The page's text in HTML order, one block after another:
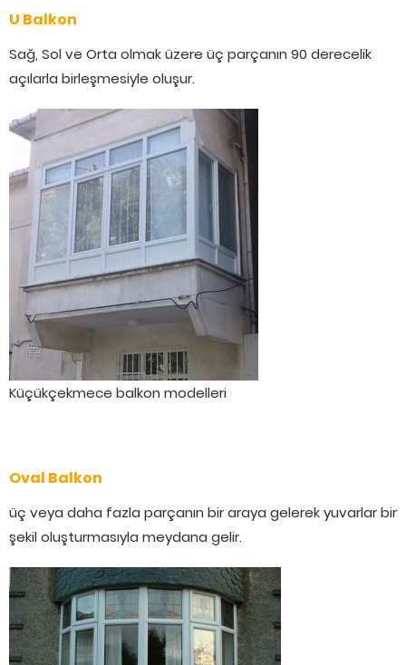
U Balkon
Sağ, Sol ve Orta olmak üzere üç parçanın 90 derecelik
açılarla birleşmesiyle oluşur.
Küçükçekmece balkon modelleri
Oval Balkon
üç veya daha fazla parçanın bir araya gelerek yuvarlar bir
şekil oluşturmasıyla meydana gelir.